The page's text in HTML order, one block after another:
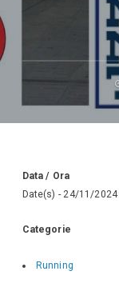
Data / Ora
Date(s) - 24/11/2024
Categorie
Running